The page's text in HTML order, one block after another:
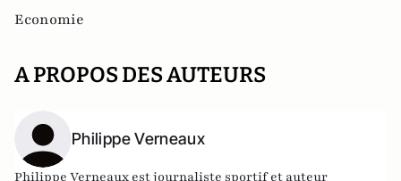
Economie
A PROPOS DES AUTEURS
Philippe Verneaux
Philippe Verneaux est journaliste sportif et auteur